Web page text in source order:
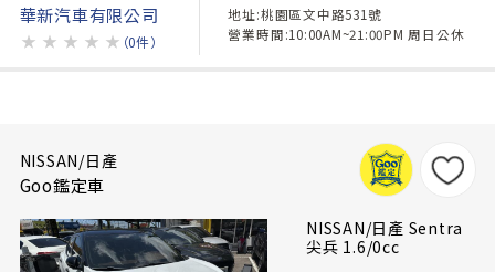
華新汽車有限公司
★ ★ ★ ★ ★ （0件）
地址:桃園區文中路531號
營業時間:10:00AM~21:00PM 周日公休
NISSAN/日產
Goo鑑定車
NISSAN/日產 Sentra
尖兵 1.6/0cc